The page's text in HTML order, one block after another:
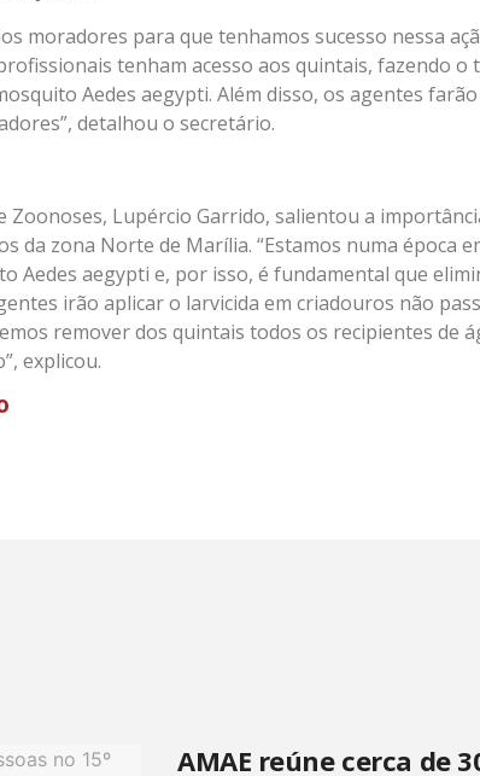
moradores para que tenhamos sucesso nessa
tenham acesso aos quintais, fazendo o
Aedes aegypti. Além disso, os agentes
detalhou o secretário.
Zoonoses, Lupércio Garrido, salientou a
da zona Norte de Marília. “Estamos numa época
Aedes aegypti e, por isso, é fundamental que
irão aplicar o larvicida em criadouros não
remover dos quintais todos os recipientes de
explicou.
AMAE reúne cerca de